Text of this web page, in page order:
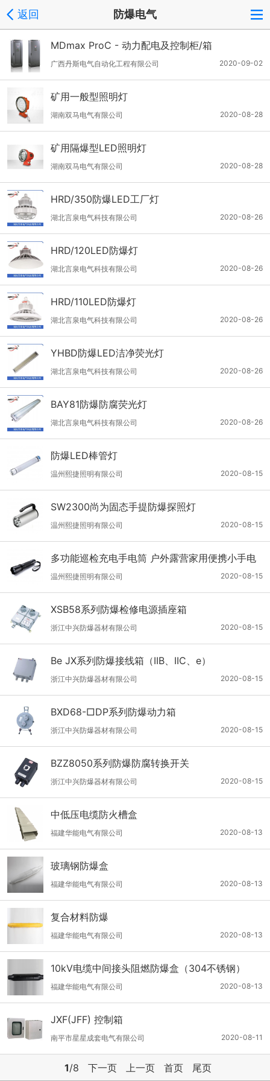
返回 防爆电气
MDmax ProC - 动力配电及控制柜/箱
2020-09-02
广西丹斯电气自动化工程有限公司
矿用一般型照明灯
2020-08-28
湖南双马电气有限公司
矿用隔爆型LED照明灯
2020-08-28
湖南双马电气有限公司
HRD/350防爆LED工厂灯
2020-08-26
湖北言泉电气科技有限公司
HRD/120LED防爆灯
2020-08-26
湖北言泉电气科技有限公司
HRD/110LED防爆灯
2020-08-26
湖北言泉电气科技有限公司
YHBD防爆LED洁净荧光灯
2020-08-26
湖北言泉电气科技有限公司
BAY81防爆防腐荧光灯
2020-08-26
湖北言泉电气科技有限公司
防爆LED棒管灯
2020-08-15
温州熙捷照明有限公司
SW2300尚为固态手提防爆探照灯
2020-08-15
温州熙捷照明有限公司
多功能巡检充电手电筒 户外露营家用便携小手电
筒
2020-08-15
温州熙捷照明有限公司
XSB58系列防爆检修电源插座箱
2020-08-15
浙江中兴防爆器材有限公司
Be JX系列防爆接线箱（IIB、IIC、e）
2020-08-15
浙江中兴防爆器材有限公司
BXD68-□DP系列防爆动力箱
2020-08-15
浙江中兴防爆器材有限公司
BZZ8050系列防爆防腐转换开关
2020-08-15
浙江中兴防爆器材有限公司
中低压电缆防火槽盒
2020-08-13
福建华能电气有限公司
玻璃钢防爆盒
2020-08-13
福建华能电气有限公司
复合材料防爆
2020-08-13
福建华能电气有限公司
10kV电缆中间接头阻燃防爆盒（304不锈钢）
2020-08-13
福建华能电气有限公司
JXF(JFF) 控制箱
2020-08-11
南平市星星成套电气有限公司
1/8 下一页 上一页 首页 尾页